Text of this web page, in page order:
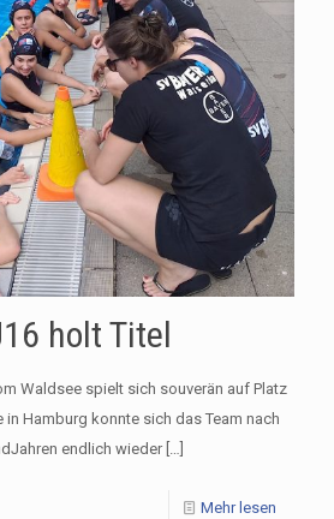
holt Titel
Waldsee spielt sich souverän auf Platz
in Hamburg konnte sich das Team nach
endlich wieder[…]
Mehr lesen